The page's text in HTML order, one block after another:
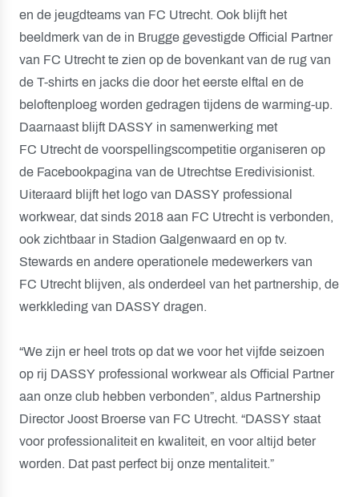
en de jeugdteams van FC Utrecht. Ook blijft het
beeldmerk van de in Brugge gevestigde Official Partner
van FC Utrecht te zien op de bovenkant van de rug van
de T-shirts en jacks die door het eerste elftal en de
beloftenploeg worden gedragen tijdens de warming-up.
Daarnaast blijft DASSY in samenwerking met
FC Utrecht de voorspellingscompetitie organiseren op
de Facebookpagina van de Utrechtse Eredivisionist.
Uiteraard blijft het logo van DASSY professional
workwear, dat sinds 2018 aan FC Utrecht is verbonden,
ook zichtbaar in Stadion Galgenwaard en op tv.
Stewards en andere operationele medewerkers van
FC Utrecht blijven, als onderdeel van het partnership, de
werkkleding van DASSY dragen.
“We zijn er heel trots op dat we voor het vijfde seizoen
op rij DASSY professional workwear als Official Partner
aan onze club hebben verbonden”, aldus Partnership
Director Joost Broerse van FC Utrecht. “DASSY staat
voor professionaliteit en kwaliteit, en voor altijd beter
worden. Dat past perfect bij onze mentaliteit.”